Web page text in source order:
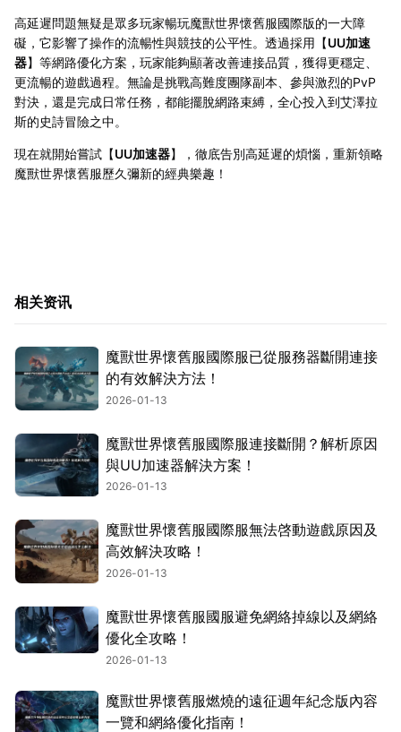
高延遲問題無疑是眾多玩家暢玩魔獸世界懷舊服國際版的一大障
礙，它影響了操作的流暢性與競技的公平性。透過採用【UU加速
器】等網路優化方案，玩家能夠顯著改善連接品質，獲得更穩定、
更流暢的遊戲過程。無論是挑戰高難度團隊副本、參與激烈的PvP
對決，還是完成日常任務，都能擺脫網路束縛，全心投入到艾澤拉
斯的史詩冒險之中。
現在就開始嘗試【UU加速器】，徹底告別高延遲的煩惱，重新領略
魔獸世界懷舊服歷久彌新的經典樂趣！
相关资讯
魔獸世界懷舊服國際服已從服務器斷開連接
的有效解決方法！
2026-01-13
魔獸世界懷舊服國際服連接斷開？解析原因
與UU加速器解決方案！
2026-01-13
魔獸世界懷舊服國際服無法啓動遊戲原因及
高效解決攻略！
2026-01-13
魔獸世界懷舊服國服避免網絡掉線以及網絡
優化全攻略！
2026-01-13
魔獸世界懷舊服燃燒的遠征週年紀念版內容
一覽和網絡優化指南！